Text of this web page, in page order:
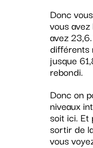
Donc
vous
avez
différents
jusque
rebondi.
Donc on
niveaux
soit ici. Et
sortir de
vous